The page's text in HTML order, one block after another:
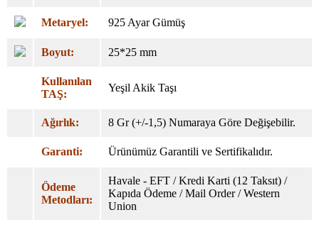
Metaryel: 925 Ayar Gümüş
Boyut: 25*25 mm
Kullanılan
TAŞ:
Yeşil Akik Taşı
Ağırlık: 8 Gr (+/-1,5) Numaraya Göre Değişebilir.
Garanti: Ürünümüz Garantili ve Sertifikalıdır.
Ödeme
Metodları:
Havale - EFT / Kredi Karti (12 Taksıt) /
Kapıda Ödeme / Mail Order / Western
Union